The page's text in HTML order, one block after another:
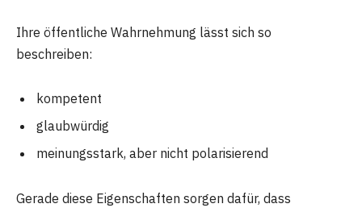
Ihre öffentliche Wahrnehmung lässt sich so
beschreiben:
kompetent
glaubwürdig
meinungsstark, aber nicht polarisierend
Gerade diese Eigenschaften sorgen dafür, dass